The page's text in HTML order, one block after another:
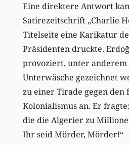
Eine direktere Antwort
Satirezeitschrift „Charlie
Titelseite eine Karikatur
Präsidenten druckte.
provoziert, unter
Unterwäsche gezeichnet
zu einer Tirade gegen den
Kolonialismus an. Er
die die Algerier zu
Ihr seid Mörder, Mörder!“